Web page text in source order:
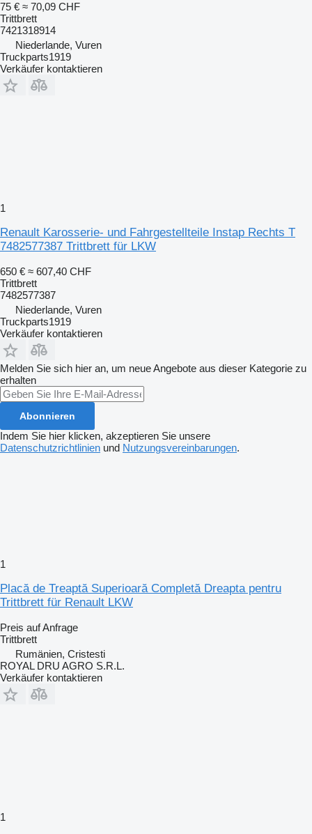
75 € ≈ 70,09 CHF
Trittbrett
7421318914
Niederlande, Vuren
Truckparts1919
Verkäufer kontaktieren
1
Renault Karosserie- und Fahrgestellteile Instap Rechts T
7482577387 Trittbrett für LKW
650 € ≈ 607,40 CHF
Trittbrett
7482577387
Niederlande, Vuren
Truckparts1919
Verkäufer kontaktieren
Melden Sie sich hier an, um neue Angebote aus dieser Kategorie zu
erhalten
Abonnieren
Indem Sie hier klicken, akzeptieren Sie unsere
Datenschutzrichtlinien und Nutzungsvereinbarungen.
1
Placă de Treaptă Superioară Completă Dreapta pentru
Trittbrett für Renault LKW
Preis auf Anfrage
Trittbrett
Rumänien, Cristesti
ROYAL DRU AGRO S.R.L.
Verkäufer kontaktieren
1